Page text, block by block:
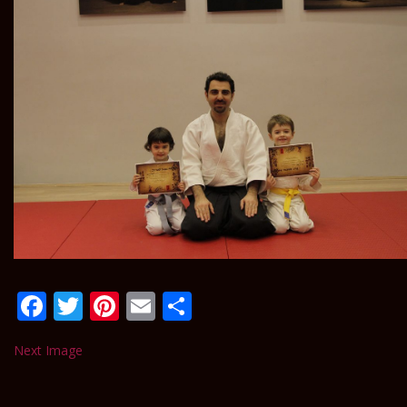
Facebook
Twitter
Pinterest
Email
Next Image